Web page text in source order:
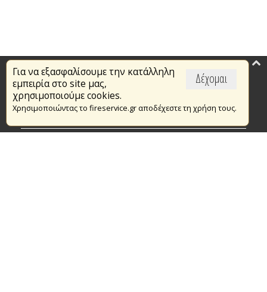
Δέχομαι
Για να εξασφαλίσουμε την κατάλληλη
εμπειρία στο site μας,
χρησιμοποιούμε cookies.
Χρησιμοποιώντας το fireservice.gr αποδέχεστε τη χρήση τους.
Επικαιρότητα
Το Πυροσβεστικό Σώμα